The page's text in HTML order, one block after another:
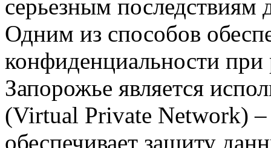
серьезным последствиям
Одним из способов
конфиденциальности
Запорожье является
(Virtual Private Network) –
обеспечивает защиту